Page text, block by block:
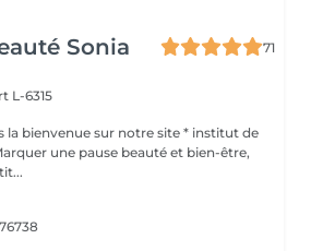
Sonia
71
L-6315
la bienvenue sur notre site * institut de